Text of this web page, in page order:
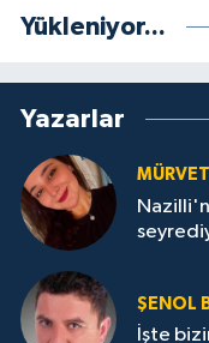
Yükleniyor...
Yazarlar
ŞENOL
İşte